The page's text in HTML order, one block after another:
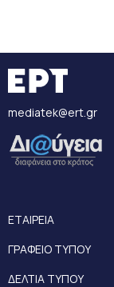
mediatek@ert.gr
ΕΤΑΙΡΕΙΑ
ΓΡΑΦΕΙΟ ΤΥΠΟΥ
ΔΕΛΤΙΑ ΤΥΠΟΥ